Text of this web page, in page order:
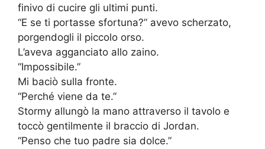
finivo di cucire gli ultimi punti.
“E se ti portasse sfortuna?” avevo scherzato,
porgendogli il piccolo orso.
L’aveva agganciato allo zaino.
“Impossibile.”
Mi baciò sulla fronte.
“Perché viene da te.”
Stormy allungò la mano attraverso il tavolo e
toccò gentilmente il braccio di Jordan.
“Penso che tuo padre sia dolce.”